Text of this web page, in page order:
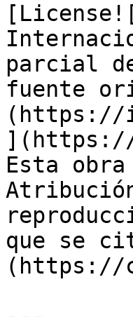
parcial
fuente
(https://
](https://
Esta
que se
(https://